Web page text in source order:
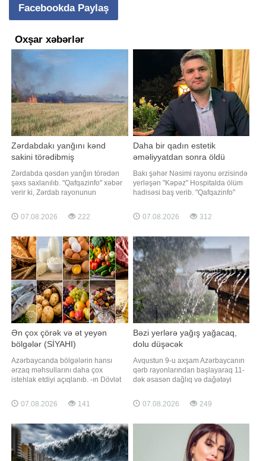
Facebookda Paylaş
Oxşar xəbərlər
Zərdabdakı yanğını kənd
sakini törədibmiş
Zərdabda qəsdən yanğın törədən
şəxs saxlanılıb. "Qafqazinfo" xəbər
verir ki, Zərdab rayonunun
qəsdən yanğın hadisəsi törədən
şəxs polis əməkdaşları tərəfindən
yanğının kənd sakini Ə.Quliyev
tərəfindən törədildiyi məlum olub.
Hadis
07.08.2026 222
Daha bir qadın estetik
əməliyyatdan sonra öldü
Bakı şəhər Nəsimi rayonu ərzisində
yerləşən "Kəpəz" Hospitalda ölüm
hadisəsi baş verib. "Qafqazinfo"
olan Türkiyə əsilli Tulin Turp dünən
tibb müəssisəsində keçirdiyi plastik
Bildirilib ki, Tulin Turp klinikada
esteti
07.08.2026 312
Ən çox çörək və ət yeyən
bölgələr (SİYAHI)
Azərbaycanda bölgələrin hansı
ərzaq məhsullarını daha çox
istehlak etdiyi açıqlanıb. -ın Dövlət
məlumata görə, son dövrlər iqtisadi
rayonlar üzrə qida məhsullarının
fərqlər müşahidə olunub. Belə ki,
çörək və çörək məhsullarının (una
çevirməklə
07.08.2026 141
Bəzi yerlərə yağış yağacaq,
dolu düşəcək
Avqustun 9-u axşam Azərbaycanın
qərb rayonlarından başlayaraq 11-
dək əsasən dağlıq və dağətəyi
gözlənilir. Bu barədə BİG.AZ-a Milli
Hidrometeorologiya Xidmətindən
yağışın qısamüddətli leysan
xarakterli olacağı, şimşək çaxacağı,
07.08.2026 249